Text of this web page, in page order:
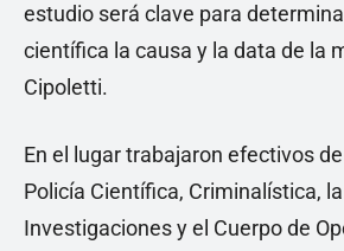
estudio será clave para
científica la causa y la data de la
Cipoletti.
En el lugar trabajaron efectivos
Policía Científica, Criminalística,
Investigaciones y el Cuerpo de